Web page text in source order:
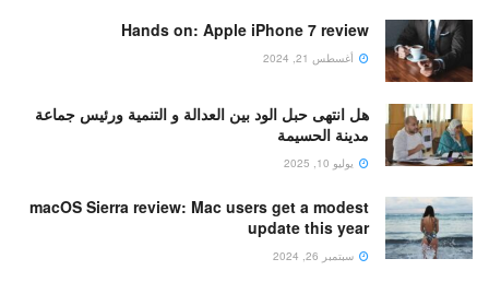
Hands on: Apple iPhone 7 review
أغسطس 21, 2024
هل انتهى حبل الود بين العدالة و التنمية ورئيس جماعة
مدينة الحسيمة
يوليو 10, 2025
macOS Sierra review: Mac users get a modest
update this year
سبتمبر 26, 2024